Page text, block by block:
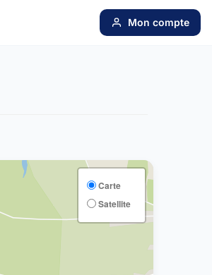
Mon compte
Carte
Satellite